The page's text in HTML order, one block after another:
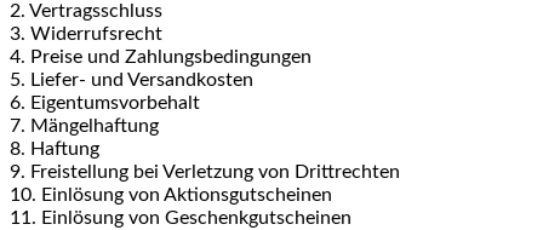
2. Vertragsschluss
3. Widerrufsrecht
4. Preise und Zahlungsbedingungen
5. Liefer- und Versandkosten
6. Eigentumsvorbehalt
7. Mängelhaftung
8. Haftung
9. Freistellung bei Verletzung von Drittrechten
10. Einlösung von Aktionsgutscheinen
11. Einlösung von Geschenkgutscheinen